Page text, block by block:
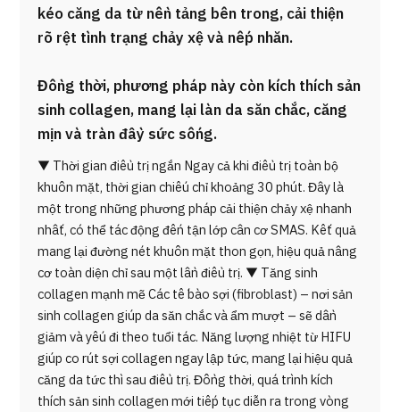
kéo căng da từ nền tảng bên trong, cải thiện
rõ rệt tình trạng chảy xệ và nếp nhăn.
Đồng thời, phương pháp này còn kích thích sản
sinh collagen, mang lại làn da săn chắc, căng
mịn và tràn đầy sức sống.
▼ Thời gian điều trị ngắn Ngay cả khi điều trị toàn bộ
khuôn mặt, thời gian chiếu chỉ khoảng 30 phút. Đây là
một trong những phương pháp cải thiện chảy xệ nhanh
nhất, có thể tác động đến tận lớp cân cơ SMAS. Kết quả
mang lại đường nét khuôn mặt thon gọn, hiệu quả nâng
cơ toàn diện chỉ sau một lần điều trị. ▼ Tăng sinh
collagen mạnh mẽ Các tế bào sợi (fibroblast) – nơi sản
sinh collagen giúp da săn chắc và ẩm mượt – sẽ dần
giảm và yếu đi theo tuổi tác. Năng lượng nhiệt từ HIFU
giúp co rút sợi collagen ngay lập tức, mang lại hiệu quả
căng da tức thì sau điều trị. Đồng thời, quá trình kích
thích sản sinh collagen mới tiếp tục diễn ra trong vòng